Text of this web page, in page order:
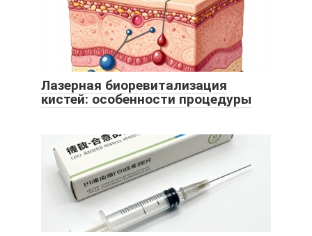
Лазерная биоревитализация
кистей: особенности процедуры